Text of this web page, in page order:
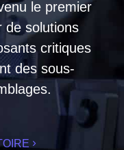
le premier
de solutions
critiques
des sous-